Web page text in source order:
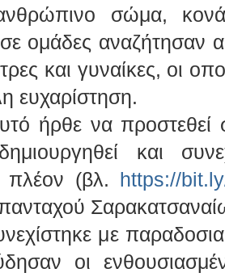
ανθρώπινο σώμα,
ομάδες αναζήτησαν
και γυναίκες, οι
ευχαρίστηση.
ήρθε να
και
πλέον (βλ. https://
με
οι